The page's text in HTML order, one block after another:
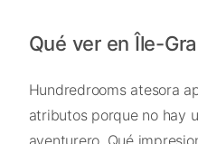
Qué ver en Île-
Hundredrooms atesora
atributos porque no hay
aventurero. Qué